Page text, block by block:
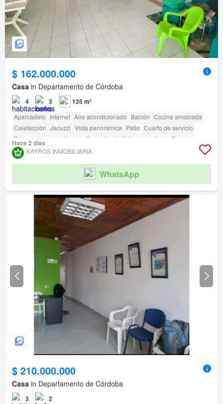
$ 162.000.000
Casa in Departamento de Córdoba
4 3 135 m²
Aparcadero Internet Aire acondicionado Balcón Cocina amoblada
Calefacción Jacuzzi Vista panorámica Patio Cuarto de servicio
Tanque de agua
Alarma Gas natural Chimenea Agua
Terraza
Seguridad privada Gimnasio
Sauna
Jardín
Acceso para personas con discapacidad
Cancha de tenis
Hace 2 días
KAYROS INMOBILIARIA
WhatsApp
$ 210.000.000
Casa in Departamento de Córdoba
3 2